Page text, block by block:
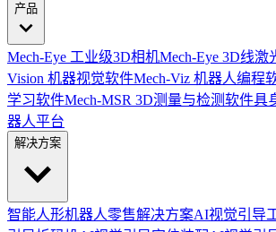
产品
Mech-Eye 工业级3D相机Mech-Eye 3D线激
Vision 机器视觉软件Mech-Viz 机器人编程
学习软件Mech-MSR 3D测量与检测软件具
器人平台
解决方案
智能人形机器人零售解决方案AI视觉引导